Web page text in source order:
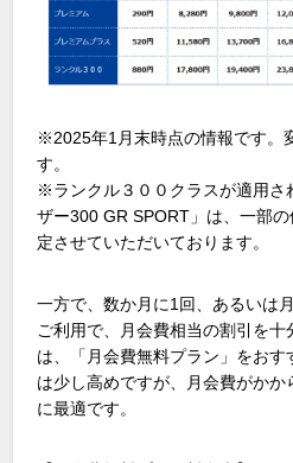
※2025年1月末時点の情報です。
す。
※ランクル３００クラスが適用さ
ザー300 GR SPORT」は、一部
定させていただいております。
一方で、数か月に1回、あるいは
ご利用で、月会費相当の割引を十
は、「月会費無料プラン」をお
は少し高めですが、月会費がかか
に最適です。